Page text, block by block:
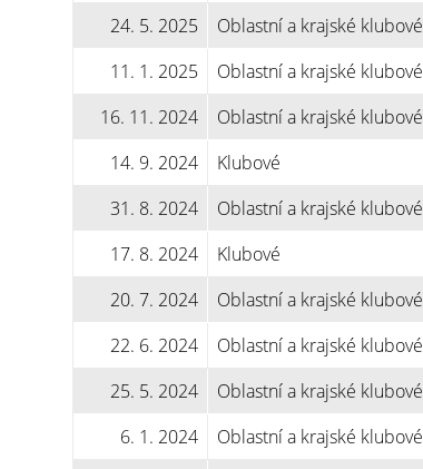
24. 5. 2025
Oblastní a krajské klubové
11. 1. 2025
Oblastní a krajské klubové
16. 11. 2024
Oblastní a krajské klubové
14. 9. 2024
Klubové
31. 8. 2024
Oblastní a krajské klubové
17. 8. 2024
Klubové
20. 7. 2024
Oblastní a krajské klubové
22. 6. 2024
Oblastní a krajské klubové
25. 5. 2024
Oblastní a krajské klubové
6. 1. 2024
Oblastní a krajské klubové